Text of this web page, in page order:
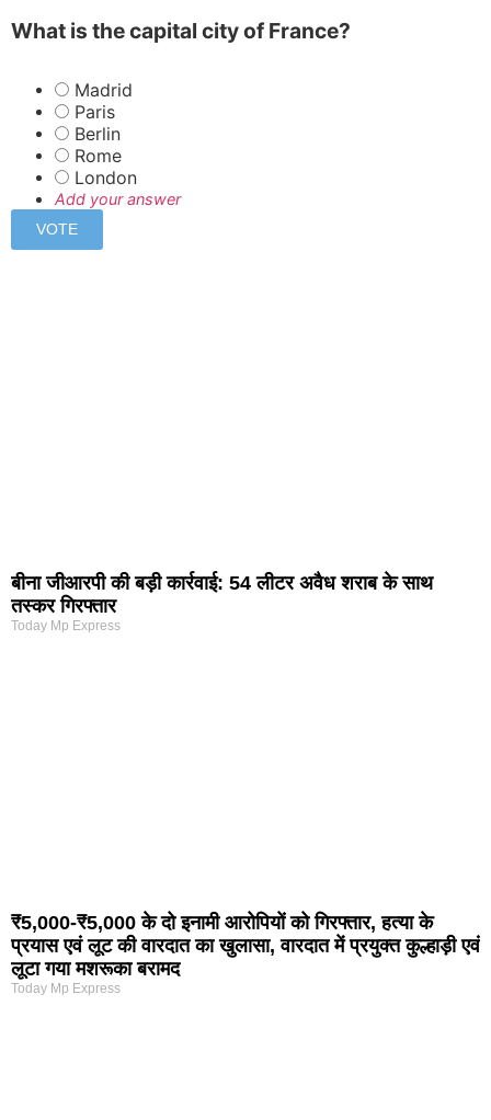
What is the capital city of France?
Madrid
Paris
Berlin
Rome
London
Add your answer
बीना जीआरपी की बड़ी कार्रवाई: 54 लीटर अवैध शराब के साथ
तस्कर गिरफ्तार
Today Mp Express
₹5,000-₹5,000 के दो इनामी आरोपियों को गिरफ्तार, हत्या के
प्रयास एवं लूट की वारदात का खुलासा, वारदात में प्रयुक्त कुल्हाड़ी एवं
लूटा गया मशरूका बरामद
Today Mp Express